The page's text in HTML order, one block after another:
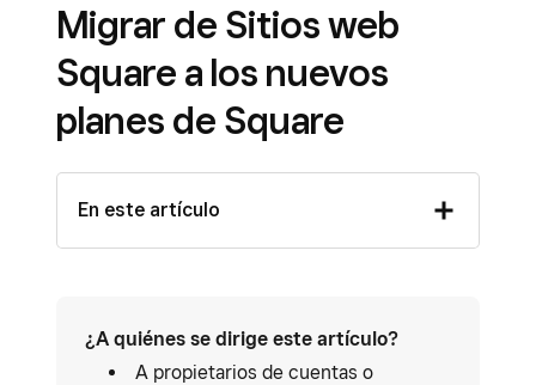
Migrar de Sitios web
Square a los nuevos
planes de Square
En este artículo
¿A quiénes se dirige este artículo?
A propietarios de cuentas o